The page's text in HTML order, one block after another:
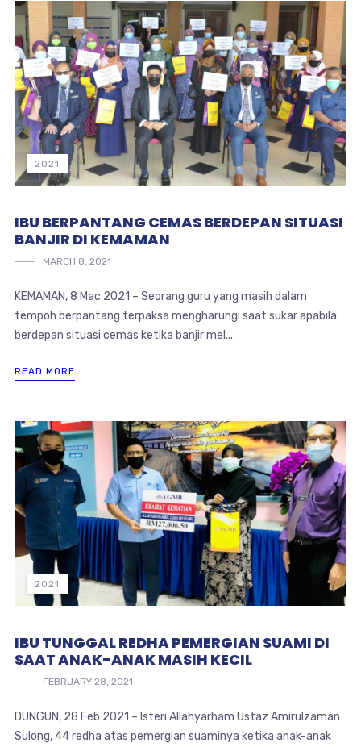
2021
IBU BERPANTANG CEMAS BERDEPAN SITUASI
BANJIR DI KEMAMAN
MARCH 8, 2021
KEMAMAN, 8 Mac 2021 – Seorang guru yang masih dalam
tempoh berpantang terpaksa mengharungi saat sukar apabila
berdepan situasi cemas ketika banjir mel...
READ MORE
2021
IBU TUNGGAL REDHA PEMERGIAN SUAMI DI
SAAT ANAK-ANAK MASIH KECIL
FEBRUARY 28, 2021
DUNGUN, 28 Feb 2021 – Isteri Allahyarham Ustaz Amirulzaman
Sulong, 44 redha atas pemergian suaminya ketika anak-anak